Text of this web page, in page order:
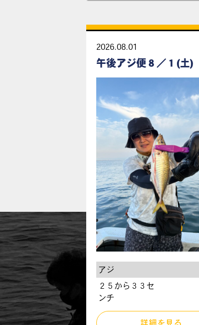
2026.08.01
午後アジ便８／１(土)
アジ
２５から３３セ
ンチ
詳細を見る